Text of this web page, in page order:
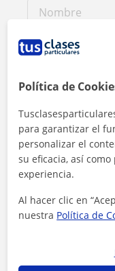
Al hacer clic, aceptas
Política de
para garantizar el
personalizar el
su eficacia, así
experiencia.
Al hacer clic en
nuestra Política de